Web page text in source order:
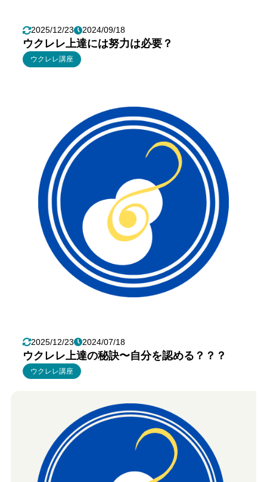
2025/12/23 2024/09/18
ウクレレ上達には努力は必要？
ウクレレ講座
2025/12/23 2024/07/18
ウクレレ上達の秘訣〜自分を認める？？？
ウクレレ講座